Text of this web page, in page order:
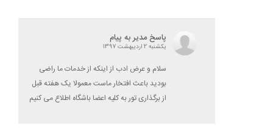
پاسخ مدیر به پیام
یکشنبه 2 اردیبهشت 1397
سلام و عرض ادب از اینکه از خدمات ما راضی
بودید باعث افتخار ماست معمولا یک هفته قبل
از برگذاری تور به کلیه اعضا باشگاه اطلاع می کنیم